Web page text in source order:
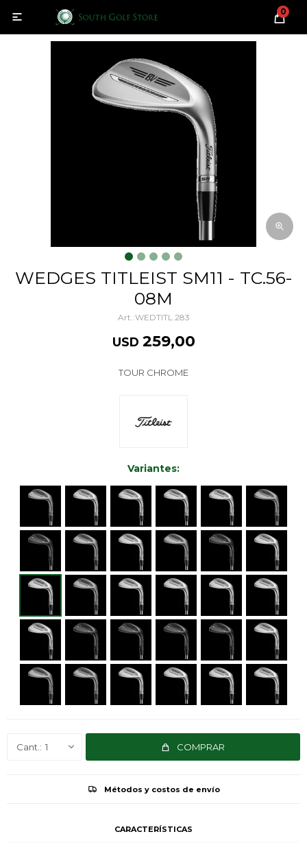
0

WEDGES TITLEIST SM11 - TC.56-
08M
WEDTITL.283
USD 259,00
TOUR CHROME
Variantes:
1 COMPRAR
Métodos y costos de envío
CARACTERÍSTICAS